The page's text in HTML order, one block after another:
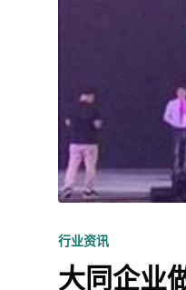
行业资讯
大同企业